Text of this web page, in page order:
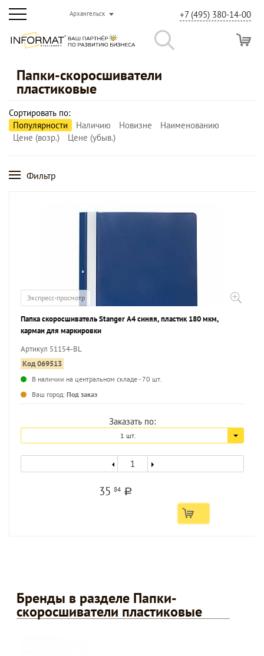
Архангельск +7 (495) 380-14-00
Папки-скоросшиватели
пластиковые
Сортировать по:
Популярности
Наличию Новизне
Наименованию
Цене (возр.)
Цене (убыв.)
Фильтр
Экспресс-просмотр
Папка скоросшиватель Stanger А4 синяя, пластик 180 мкм,
карман для маркировки
Артикул 51154-BL
Код 069513
В наличии на центральном складе - 70 шт.
Ваш город: Под заказ
Заказать по:
1 шт.
3584 a
Бренды в разделе Папки-
скоросшиватели пластиковые